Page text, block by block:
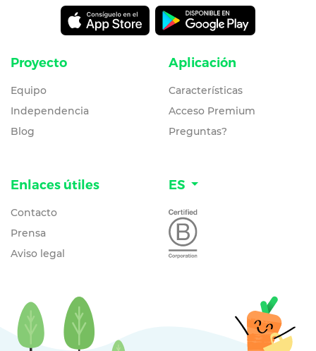
Proyecto
Equipo
Independencia
Blog
Aplicación
Características
Acceso Premium
Preguntas?
Enlaces útiles
Contacto
Prensa
Aviso legal
ES